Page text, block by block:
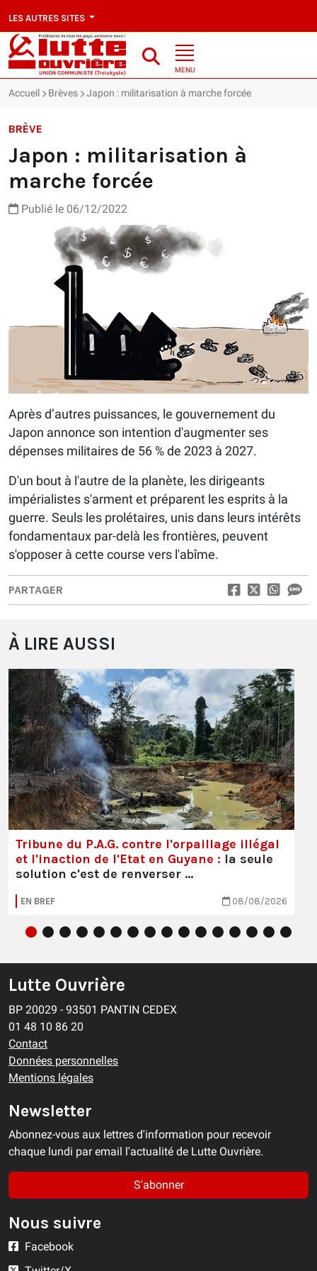
LES AUTRES SITES
MENU
Accueil Brèves Japon : militarisation à marche forcée
BRÈVE
Japon : militarisation à
marche forcée
Publié le 06/12/2022
Après d’autres puissances, le gouvernement du
Japon annonce son intention d'augmenter ses
dépenses militaires de 56 % de 2023 à 2027.
D'un bout à l'autre de la planète, les dirigeants
impérialistes s'arment et préparent les esprits à la
guerre. Seuls les prolétaires, unis dans leurs intérêts
fondamentaux par-delà les frontières, peuvent
s'opposer à cette course vers l'abîme.
PARTAGER
À LIRE AUSSI
Tribune du P.A.G. contre l'orpaillage illégal
et l'inaction de l'Etat en Guyane : la seule
solution c'est de renverser …
EN BREF 08/08/2026
Lutte Ouvrière
BP 20029 - 93501 PANTIN CEDEX
01 48 10 86 20
Contact
Données personnelles
Mentions légales
Newsletter
Abonnez-vous aux lettres d'information pour recevoir
chaque lundi par email l'actualité de Lutte Ouvrière.
S'abonner
Nous suivre
Facebook